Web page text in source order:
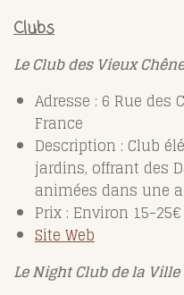
Clubs
Le Club des Vieux
Adresse : 6 Rue des
France
Description : Club
jardins, offrant des
animées dans une
Prix : Environ 15-25€
Site Web
Le Night Club de la Ville